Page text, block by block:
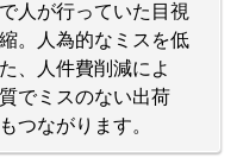
人が行っていた目視
。人為的なミスを低
、人件費削減によ
でミスのない出荷
つながります。